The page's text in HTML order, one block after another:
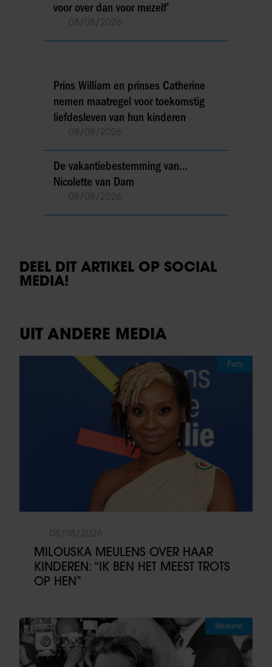
voor over dan voor mezelf’
Prins William en prinses Catherine
nemen maatregel voor toekomstig
liefdesleven van hun kinderen
De vakantiebestemming van…
Nicolette van Dam
DEEL DIT ARTIKEL OP SOCIAL
MEDIA!
UIT ANDERE MEDIA
Party
MILOUSKA MEULENS OVER HAAR
KINDEREN: “IK BEN HET MEEST TROTS
OP HEN”
Weekend